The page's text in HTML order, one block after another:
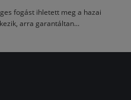
fogást ihletett meg a hazai
arra garantáltan...